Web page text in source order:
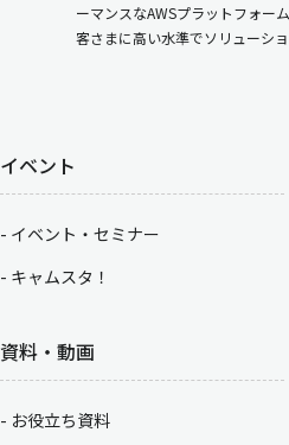
ーマンスなAWSプラットフォー
客さまに高い水準でソリューシ
イベント
イベント・セミナー
キャムスタ！
資料・動画
お役立ち資料